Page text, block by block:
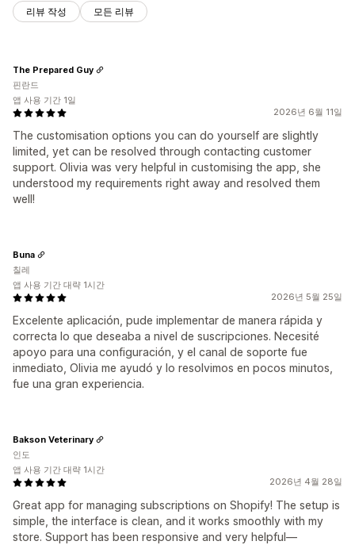
리뷰 작성 모든 리뷰
2026년 6월 11일
The customisation options you can do yourself are slightly
limited, yet can be resolved through contacting customer
support. Olivia was very helpful in customising the app, she
understood my requirements right away and resolved them
well!
The Prepared Guy
핀란드
앱 사용 기간 1일
2026년 5월 25일
Excelente aplicación, pude implementar de manera rápida y
correcta lo que deseaba a nivel de suscripciones. Necesité
apoyo para una configuración, y el canal de soporte fue
inmediato, Olivia me ayudó y lo resolvimos en pocos minutos,
fue una gran experiencia.
Buna
칠레
앱 사용 기간 대략 1시간
2026년 4월 28일
Great app for managing subscriptions on Shopify! The setup is
simple, the interface is clean, and it works smoothly with my
store. Support has been responsive and very helpful—
Bakson Veterinary
인도
앱 사용 기간 대략 1시간